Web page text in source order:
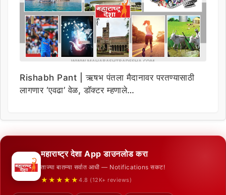
Rishabh Pant | ऋषभ पंतला मैदानावर परतण्यासाठी
लागणार ‘एवढा’ वेळ, डॉक्टर म्हणाले…
महाराष्ट्र देशा App डाउनलोड करा
ताज्या बातम्या सर्वात आधी — Notifications सकट!
★★★★★ 4.8 (12K+ reviews)